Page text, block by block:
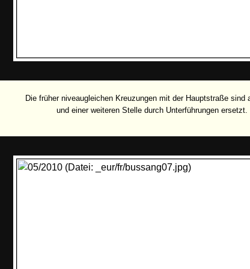
Die früher niveaugleichen Kreuzungen mit der Hauptstraße sind
und einer weiteren Stelle durch Unterführungen ersetzt.